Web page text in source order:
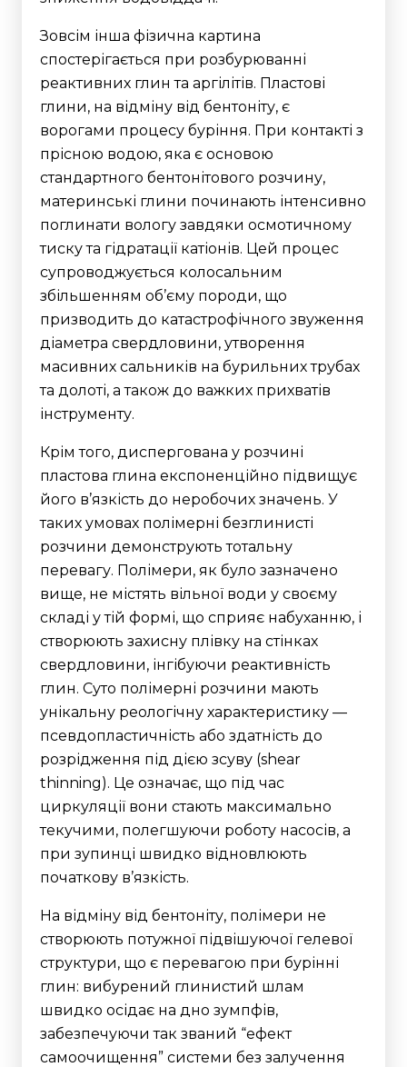
Зовсім інша фізична картина
спостерігається при розбурюванні
реактивних глин та аргілітів. Пластові
глини, на відміну від бентоніту, є
ворогами процесу буріння. При контакті з
прісною водою, яка є основою
стандартного бентонітового розчину,
материнські глини починають інтенсивно
поглинати вологу завдяки осмотичному
тиску та гідратації катіонів. Цей процес
супроводжується колосальним
збільшенням об’єму породи, що
призводить до катастрофічного звуження
діаметра свердловини, утворення
масивних сальників на бурильних трубах
та долоті, а також до важких прихватів
інструменту.
Крім того, диспергована у розчині
пластова глина експоненційно підвищує
його в’язкість до неробочих значень. У
таких умовах полімерні безглинисті
розчини демонструють тотальну
перевагу. Полімери, як було зазначено
вище, не містять вільної води у своєму
складі у тій формі, що сприяє набуханню, і
створюють захисну плівку на стінках
свердловини, інгібуючи реактивність
глин. Суто полімерні розчини мають
унікальну реологічну характеристику —
псевдопластичність або здатність до
розрідження під дією зсуву (shear
thinning). Це означає, що під час
циркуляції вони стають максимально
текучими, полегшуючи роботу насосів, а
при зупинці швидко відновлюють
початкову в’язкість.
На відміну від бентоніту, полімери не
створюють потужної підвішуючої гелевої
структури, що є перевагою при бурінні
глин: вибурений глинистий шлам
швидко осідає на дно зумпфів,
забезпечуючи так званий “ефект
самоочищення” системи без залучення